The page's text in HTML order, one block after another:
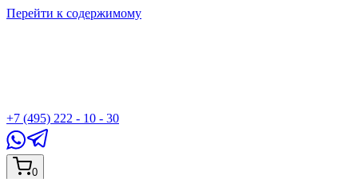
Перейти к содержимому
+7 (495) 222 - 10 - 30
0